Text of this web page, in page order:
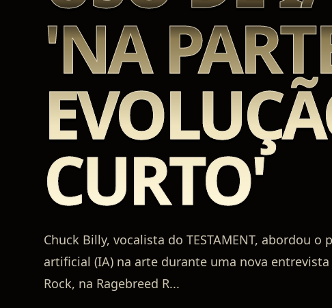
'NA
CURTO'
Chuck Billy, vocalista do TESTAMENT, abordou
artificial (IA) na arte durante uma nova
Rock, na Ragebreed R...